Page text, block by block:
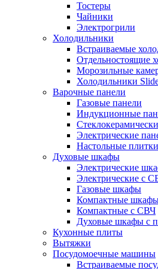
Тостеры
Чайники
Электрогрили
Холодильники
Встраиваемые
Отдельностоящие
Морозильные
Холодильники
Варочные панели
Газовые панели
Индукционные
Электрические
Настольные плитки
Духовые шкафы
Электрические
Электрические с
Газовые шкафы
Компактные
Компактные с СВЧ
Духовые шкафы с
Кухонные плиты
Вытяжки
Посудомоечные машины
Встраиваемые